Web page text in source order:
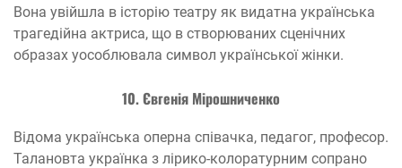
Вона увійшла в історію театру як видатна українська
трагедійна актриса, що в створюваних сценічних
образах уособлювала символ української жінки.
10. Євгенія Мірошниченко
Відома українська оперна співачка, педагог, професор.
Талановта українка з лірико-колоратурним сопрано